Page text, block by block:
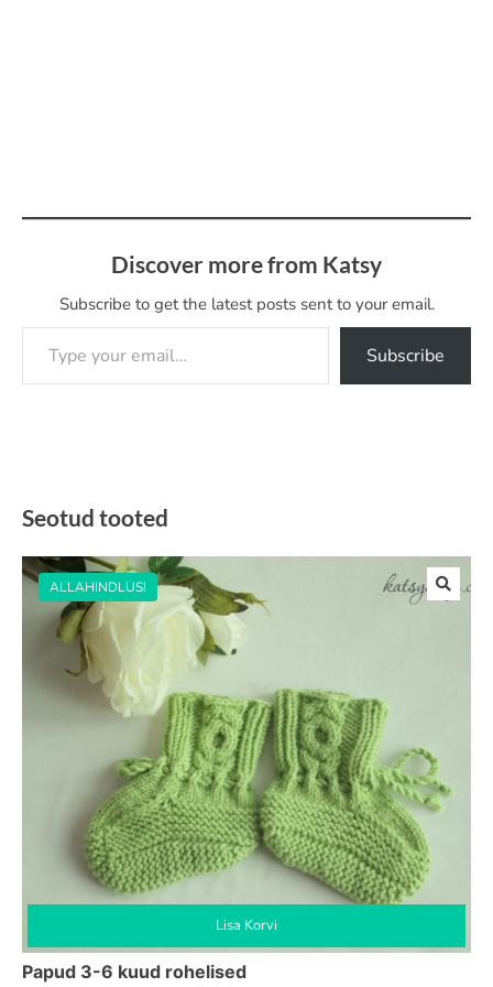
Discover more from Katsy
Subscribe to get the latest posts sent to your email.
Type your email…
Subscribe
Seotud tooted
ALLAHINDLUS!
Lisa Korvi
Papud 3-6 kuud rohelised